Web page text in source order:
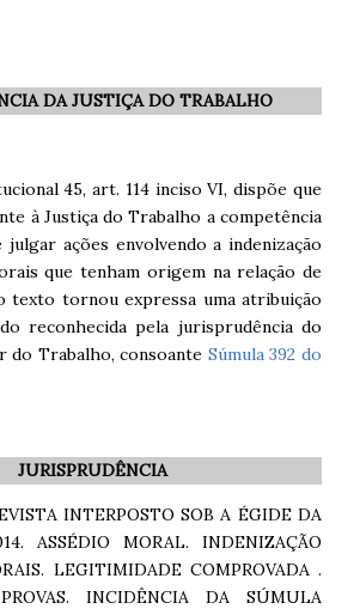
DA JUSTIÇA DO TRABALHO
45, art. 114 inciso VI, dispõe que
à Justiça do Trabalho a competência
ações envolvendo a indenização
que tenham origem na relação de
texto tornou expressa uma atribuição
reconhecida pela jurisprudência do
do Trabalho, consoante Súmula 392 do
JURISPRUDÊNCIA
INTERPOSTO SOB A ÉGIDE DA
ASSÉDIO MORAL. INDENIZAÇÃO
LEGITIMIDADE COMPROVADA .
INCIDÊNCIA DA SÚMULA